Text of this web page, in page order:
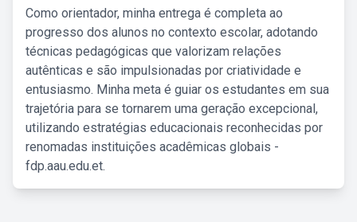
Como orientador, minha entrega é completa ao
progresso dos alunos no contexto escolar, adotando
técnicas pedagógicas que valorizam relações
autênticas e são impulsionadas por criatividade e
entusiasmo. Minha meta é guiar os estudantes em sua
trajetória para se tornarem uma geração excepcional,
utilizando estratégias educacionais reconhecidas por
renomadas instituições acadêmicas globais -
fdp.aau.edu.et.